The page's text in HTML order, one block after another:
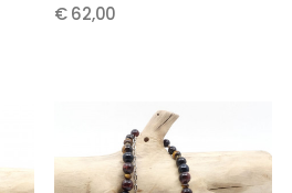
€ 62,00